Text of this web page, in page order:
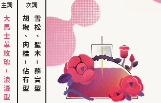
主調
大馬士革玫瑰－浪漫型
次調
胡椒、肉桂
－
佔有型
雪松、聖木
－
務實型